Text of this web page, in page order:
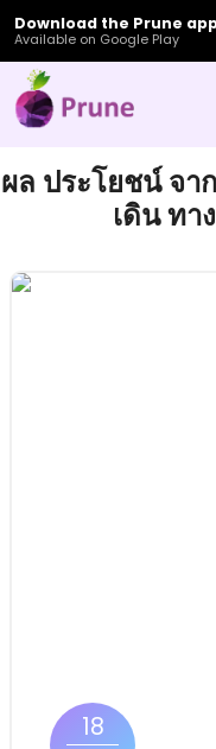
Download the Prune
Available on Google Play
ผล ประโยชน์ จา
เดิน ทา
18